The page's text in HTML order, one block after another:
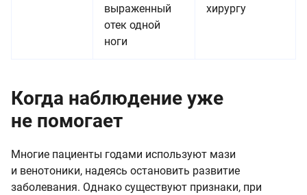
выраженный
отек одной
ноги
хирургу
Когда наблюдение уже
не помогает
Многие пациенты годами используют мази
и венотоники, надеясь остановить развитие
заболевания. Однако существуют признаки, при